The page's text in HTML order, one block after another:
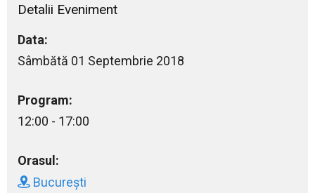
Detalii Eveniment
Data:
Sâmbătă 01 Septembrie 2018
Program:
12:00 - 17:00
Orasul:
București